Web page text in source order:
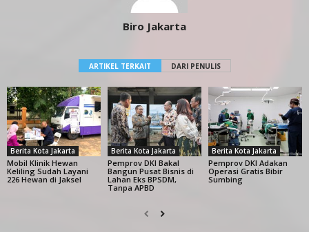
Biro Jakarta
ARTIKEL TERKAIT DARI PENULIS
Berita Kota Jakarta
Mobil Klinik Hewan
Keliling Sudah Layani
226 Hewan di Jaksel
Berita Kota Jakarta
Pemprov DKI Bakal
Bangun Pusat Bisnis di
Lahan Eks BPSDM,
Tanpa APBD
Berita Kota Jakarta
Pemprov DKI Adakan
Operasi Gratis Bibir
Sumbing